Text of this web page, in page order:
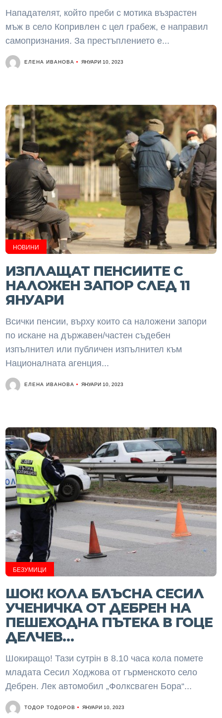
Нападателят, който преби с мотика възрастен
мъж в село Копривлен с цел грабеж, е направил
самопризнания. За престъплението е...
ЕЛЕНА ИВАНОВА ЯНУАРИ 10, 2023
НОВИНИ
ИЗПЛАЩАТ ПЕНСИИТЕ С
НАЛОЖЕН ЗАПОР СЛЕД 11
ЯНУАРИ
Всички пенсии, върху които са наложени запори
по искане на държавен/частен съдебен
изпълнител или публичен изпълнител към
Националната агенция...
ЕЛЕНА ИВАНОВА ЯНУАРИ 10, 2023
БЕЗУМИЦИ
ШОК! КОЛА БЛЪСНА СЕСИЛ
УЧЕНИЧКА ОТ ДЕБРЕН НА
ПЕШЕХОДНА ПЪТЕКА В ГОЦЕ
ДЕЛЧЕВ…
Шокиращо! Тази сутрiн в 8.10 часа кола помете
младата Сесил Ходжова от гърменското село
Дебрен. Лек автомoбил „Фолксваген Бора“...
ТОДОР ТОДОРОВ ЯНУАРИ 10, 2023